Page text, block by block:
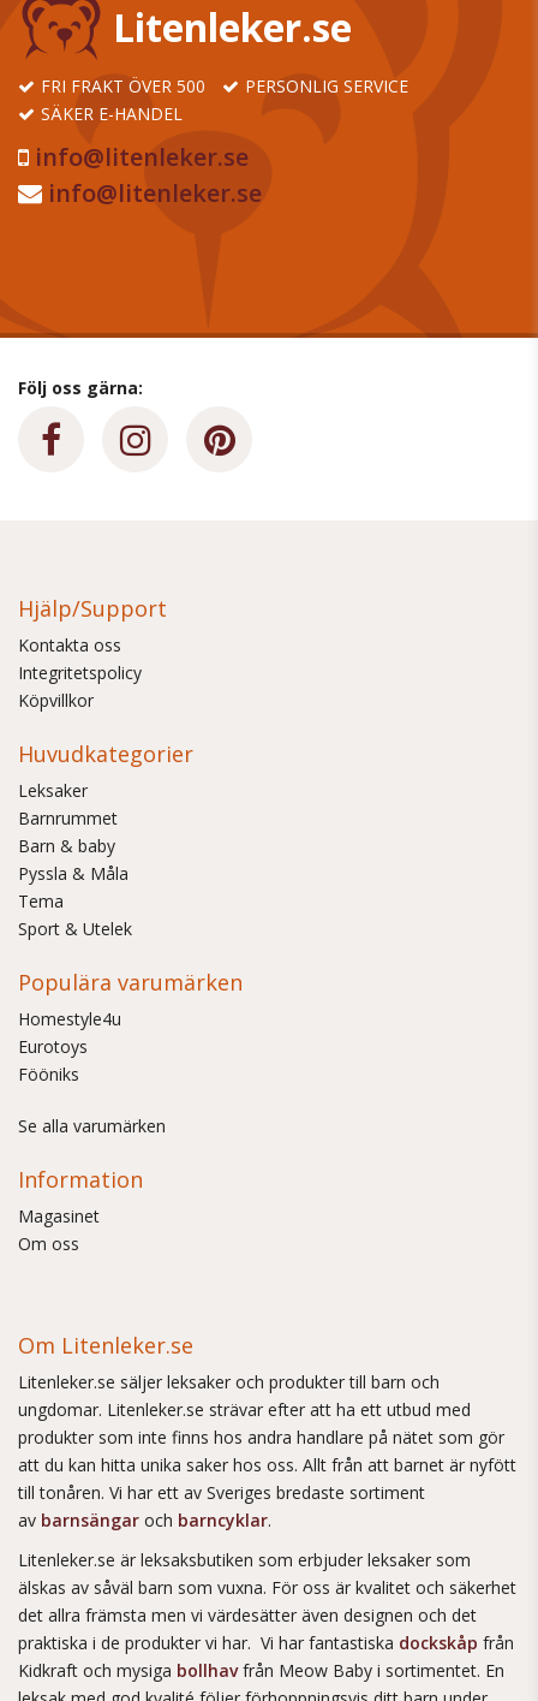
Litenleker.se
FRI FRAKT ÖVER 500
PERSONLIG SERVICE
SÄKER E-HANDEL
info@litenleker.se
info@litenleker.se
Följ oss gärna:
Hjälp/Support
Kontakta oss
Integritetspolicy
Köpvillkor
Huvudkategorier
Leksaker
Barnrummet
Barn & baby
Pyssla & Måla
Tema
Sport & Utelek
Populära varumärken
Homestyle4u
Eurotoys
Fööniks
Se alla varumärken
Information
Magasinet
Om oss
Om Litenleker.se
Litenleker.se säljer leksaker och produkter till barn och
ungdomar. Litenleker.se strävar efter att ha ett utbud med
produkter som inte finns hos andra handlare på nätet som gör
att du kan hitta unika saker hos oss. Allt från att barnet är nyfött
till tonåren. Vi har ett av Sveriges bredaste sortiment
av barnsängar och barncyklar.
Litenleker.se är leksaksbutiken som erbjuder leksaker som
älskas av såväl barn som vuxna. För oss är kvalitet och säkerhet
det allra främsta men vi värdesätter även designen och det
praktiska i de produkter vi har. Vi har fantastiska dockskåp från
Kidkraft och mysiga bollhavfrån Meow Baby i sortimentet. En